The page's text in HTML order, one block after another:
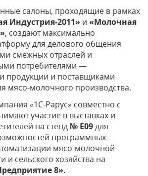
салоны, проходящие в рамках
Индустрия-2011» и «Молочная
, создают максимально
для делового общения
смежных отраслей и
потребителями —
продукции и поставщиками
мясо-молочного производства.
«1С-Рарус» совместно с
участие в выставках и
на стенд № Е09для
программных
мясо-молочной
сельского хозяйства на
8».